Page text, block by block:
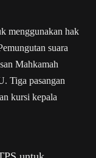
menggunakan hak
suara
Mahkamah
Tiga pasangan
kursi kepala